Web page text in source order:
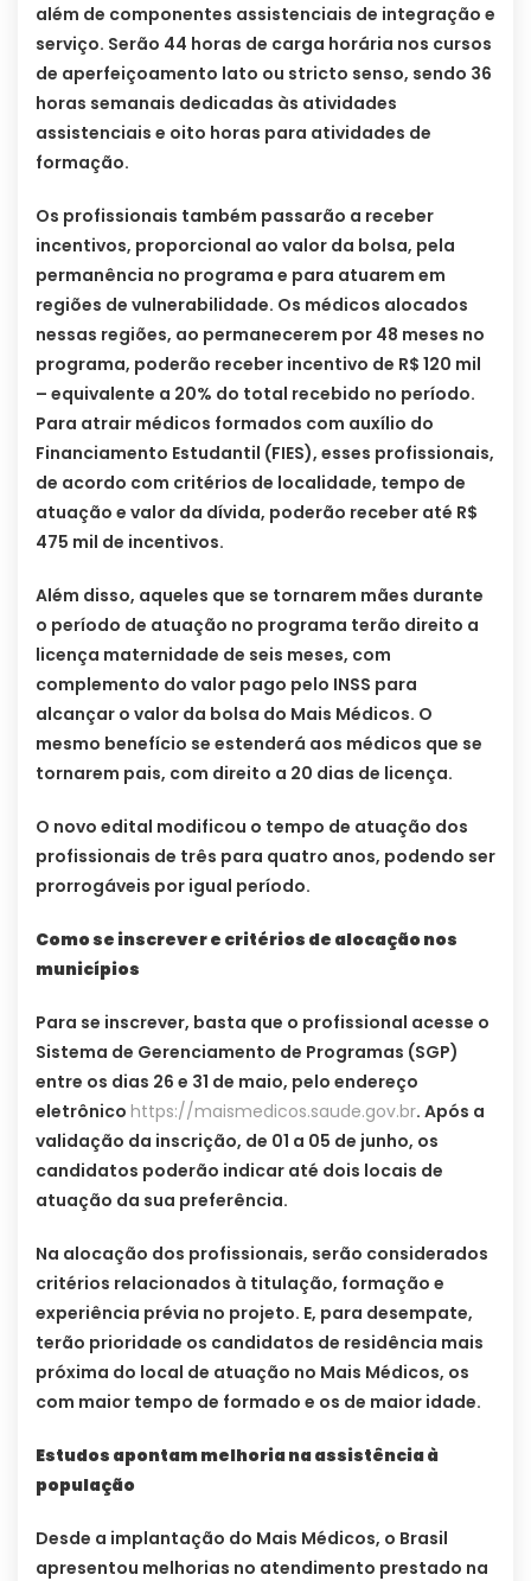
além de componentes assistenciais de integração e
serviço. Serão 44 horas de carga horária nos cursos
de aperfeiçoamento lato ou stricto senso, sendo 36
horas semanais dedicadas às atividades
assistenciais e oito horas para atividades de
formação.
Os profissionais também passarão a receber
incentivos, proporcional ao valor da bolsa, pela
permanência no programa e para atuarem em
regiões de vulnerabilidade. Os médicos alocados
nessas regiões, ao permanecerem por 48 meses no
programa, poderão receber incentivo de R$ 120 mil
– equivalente a 20% do total recebido no período.
Para atrair médicos formados com auxílio do
Financiamento Estudantil (FIES), esses profissionais,
de acordo com critérios de localidade, tempo de
atuação e valor da dívida, poderão receber até R$
475 mil de incentivos.
Além disso, aqueles que se tornarem mães durante
o período de atuação no programa terão direito a
licença maternidade de seis meses, com
complemento do valor pago pelo INSS para
alcançar o valor da bolsa do Mais Médicos. O
mesmo benefício se estenderá aos médicos que se
tornarem pais, com direito a 20 dias de licença.
O novo edital modificou o tempo de atuação dos
profissionais de três para quatro anos, podendo ser
prorrogáveis por igual período.
Como se inscrever e critérios de alocação nos
municípios
Para se inscrever, basta que o profissional acesse o
Sistema de Gerenciamento de Programas (SGP)
entre os dias 26 e 31 de maio, pelo endereço
eletrônico https://maismedicos.saude.gov.br. Após a
validação da inscrição, de 01 a 05 de junho, os
candidatos poderão indicar até dois locais de
atuação da sua preferência.
Na alocação dos profissionais, serão considerados
critérios relacionados à titulação, formação e
experiência prévia no projeto. E, para desempate,
terão prioridade os candidatos de residência mais
próxima do local de atuação no Mais Médicos, os
com maior tempo de formado e os de maior idade.
Estudos apontam melhoria na assistência à
população
Desde a implantação do Mais Médicos, o Brasil
apresentou melhorias no atendimento prestado na